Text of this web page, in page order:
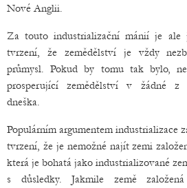
Nové Anglii.
Za touto industrializační mánií je ale
tvrzení, že zemědělství je vždy
průmysl. Pokud by tomu tak bylo,
prosperující zemědělství v žádné z
dneška.
Populárním argumentem industrializace
tvrzení, že je nemožné najít zemi
která je bohatá jako industrializované
s důsledky. Jakmile země